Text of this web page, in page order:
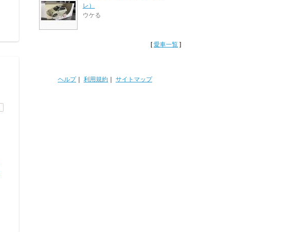
レ）
ウケる
[愛車一覧 ]
ヘルプ｜ 利用規約 サイトマップ